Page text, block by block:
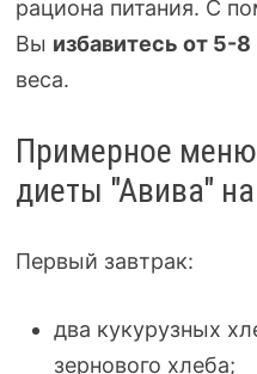
рациона питания. С
Вы избавитесь от 5-8
веса.
Примерное
диеты "Авива"
Первый завтрак:
два кукурузных
зернового хлеба;